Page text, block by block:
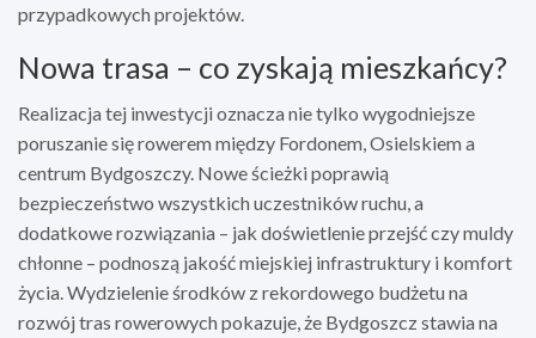
przypadkowych projektów.
Nowa trasa – co zyskają mieszkańcy?
Realizacja tej inwestycji oznacza nie tylko wygodniejsze
poruszanie się rowerem między Fordonem, Osielskiem a
centrum Bydgoszczy. Nowe ścieżki poprawią
bezpieczeństwo wszystkich uczestników ruchu, a
dodatkowe rozwiązania – jak doświetlenie przejść czy muldy
chłonne – podnoszą jakość miejskiej infrastruktury i komfort
życia. Wydzielenie środków z rekordowego budżetu na
rozwój tras rowerowych pokazuje, że Bydgoszcz stawia na